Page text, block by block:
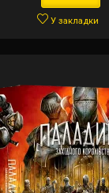
У закладки